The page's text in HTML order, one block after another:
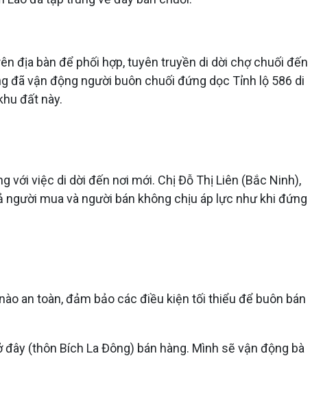
địa bàn để phối hợp, tuyên truyền di dời chợ chuối đến
đã vận động người buôn chuối đứng dọc Tỉnh lộ 586 di
đất này.
với việc di dời đến nơi mới. Chị Đỗ Thị Liên (Bắc Ninh),
mua và người bán không chịu áp lực như khi đứng
an toàn, đảm bảo các điều kiện tối thiểu để buôn bán
(thôn Bích La Đông) bán hàng. Mình sẽ vận động bà